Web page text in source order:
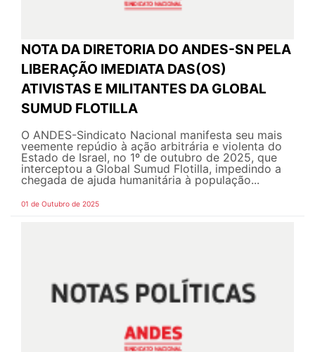
NOTA DA DIRETORIA DO ANDES-SN PELA
LIBERAÇÃO IMEDIATA DAS(OS)
ATIVISTAS E MILITANTES DA GLOBAL
SUMUD FLOTILLA
O ANDES-Sindicato Nacional manifesta seu mais
veemente repúdio à ação arbitrária e violenta do
Estado de Israel, no 1º de outubro de 2025, que
interceptou a Global Sumud Flotilla, impedindo a
chegada de ajuda humanitária à população...
01 de Outubro de 2025